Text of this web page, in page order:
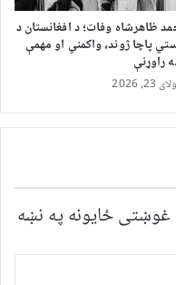
ظاهرشاه وفات؛ د افغانستان د
پاچا ژوند، واکمني او مهمې
راوړنې
23, 2026
غوښتى ځایونه په نښه